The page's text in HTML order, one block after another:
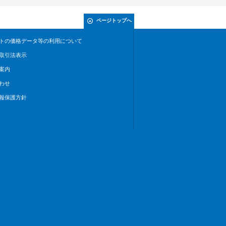
ページトップへ
の価格データ等の利用について
引法表示
内
せ
保護方針